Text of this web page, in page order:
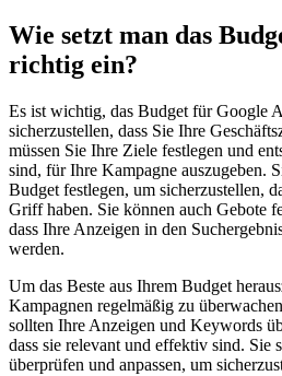
Wie setzt man das
richtig ein?
Es ist wichtig, das Budget für Google
sicherzustellen, dass Sie Ihre
müssen Sie Ihre Ziele festlegen und
sind, für Ihre Kampagne auszugeben.
Budget festlegen, um sicherzustellen,
Griff haben. Sie können auch Gebote
dass Ihre Anzeigen in den
werden.
Um das Beste aus Ihrem Budget
Kampagnen regelmäßig zu
sollten Ihre Anzeigen und Keywords
dass sie relevant und effektiv sind. Sie
überprüfen und anpassen, um